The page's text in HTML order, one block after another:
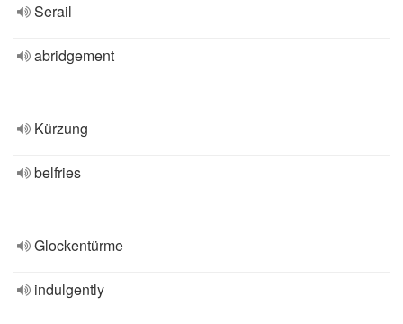
Serail
abridgement
Kürzung
belfries
Glockentürme
indulgently